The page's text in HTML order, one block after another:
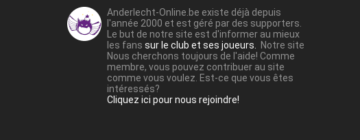
Anderlecht-Online.be existe déjà depuis
l'année 2000 et est géré par des supporters.
Le but de notre site est d'informer au mieux
les fans sur le club et ses joueurs.
Notre site
Nous cherchons toujours de l'aide! Comme
membre, vous pouvez contribuer au site
comme vous voulez. Est-ce que vous êtes
intéressés?
Cliquez ici pour nous rejoindre!